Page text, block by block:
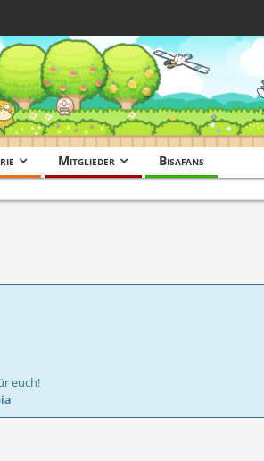
Mitglieder Bisafans
euch!